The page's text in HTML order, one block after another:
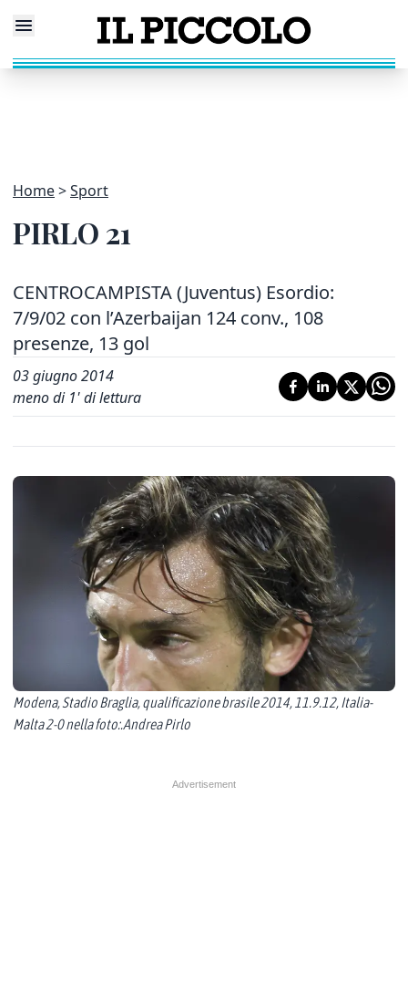
Home Sport
PIRLO 21
CENTROCAMPISTA (Juventus) Esordio:
7/9/02 con l’Azerbaijan 124 conv., 108
presenze, 13 gol
03 giugno 2014
meno di 1' di lettura
Modena, Stadio Braglia, qualificazione brasile 2014, 11.9.12, Italia-
Malta 2-0 nella foto:.Andrea Pirlo